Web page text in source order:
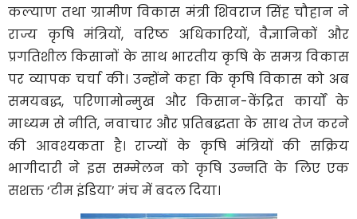
कल्याण तथा ग्रामीण विकास मंत्री शिवराज सिंह चौहान ने
राज्य कृषि मंत्रियों, वरिष्ठ अधिकारियों, वैज्ञानिकों और
प्रगतिशील किसानों के साथ भारतीय कृषि के समग्र विकास
पर व्यापक चर्चा की। उन्होंने कहा कि कृषि विकास को अब
समयबद्ध, परिणामोन्मुख और किसान-केंद्रित कार्यों के
माध्यम से नीति, नवाचार और प्रतिबद्धता के साथ तेज करने
की आवश्यकता है। राज्यों के कृषि मंत्रियों की सक्रिय
भागीदारी ने इस सम्मेलन को कृषि उन्नति के लिए एक
सशक्त ‘टीम इंडिया’ मंच में बदल दिया।